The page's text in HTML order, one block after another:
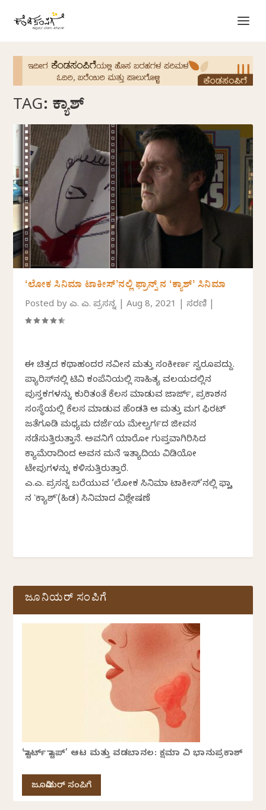
TAG: ಕ್ಯಾಶ್
ʻಲೋಕ ಸಿನಿಮಾ ಟಾಕೀಸ್‌ʼನಲ್ಲಿ ಫ್ರಾನ್ಸ್‌ ನ ʻಕ್ಯಾಶ್ʼ ಸಿನಿಮಾ
Posted byಎ. ಎನ್. ಪ್ರಸನ್ನ |Aug 8, 2021 |ಸರಣಿ
ಈ ಚಿತ್ರದ ಕಥಾಹಂದರ ನವೀನ ಮತ್ತು ಸಂಕೀರ್ಣ ಸ್ವರೂಪದ್ದು.
ಪ್ಯಾರಿಸ್‌ನಲ್ಲಿ ಟಿವಿ ಕಂಪೆನಿಯಲ್ಲಿ ಸಾಹಿತ್ಯ ವಲಯದಲ್ಲಿನ
ಪುಸ್ತಕಗಳನ್ನು ಕುರಿತಂತೆ ಕೆಲಸ ಮಾಡುವ ಜಾರ್ಜ್, ಪ್ರಕಾಶನ
ಸಂಸ್ಥೆಯಲ್ಲಿ ಕೆಲಸ ಮಾಡುವ ಹೆಂಡತಿ ಆನ್‌ ಮತ್ತು ಮಗ ಫಿರಟ್
ಜತೆಗೂಡಿ ಮಧ್ಯಮ ದರ್ಜೆಯ ಮೇಲ್ವರ್ಗದ ಜೀವನ
ನಡೆಸುತ್ತಿರುತ್ತಾನೆ. ಅವನಿಗೆ ಯಾರೋ ಗುಪ್ತವಾಗಿರಿಸಿದ
ಕ್ಯಾಮೆರಾದಿಂದ ಅವನ ಮನೆ ಇತ್ಯಾದಿಯ ವಿಡಿಯೋ
ಟೇಪುಗಳನ್ನು ಕಳಿಸುತ್ತಿರುತ್ತಾರೆ.
ಎ.ಎನ್. ಪ್ರಸನ್ನ ಬರೆಯುವ ‘ಲೋಕ ಸಿನಿಮಾ ಟಾಕೀಸ್‌’ನಲ್ಲಿ ಫ್ರಾನ್ಸ್‌
ನ ʻಕ್ಯಾಶ್ʼ(ಹಿಡನ್‌) ಸಿನಿಮಾದ ವಿಶ್ಲೇಷಣೆ
ಜೂನಿಯರ್ ಸಂಪಿಗೆ
‘ಸ್ಟಾರ್ಟ್ ಸ್ಟಾಪ್’ ಆಟ ಮತ್ತು ವಡಬಾನಲ: ಕ್ಷಮಾ ವಿ ಭಾನುಪ್ರಕಾಶ್
ಜೂನಿಯರ್ ಸಂಪಿಗೆ